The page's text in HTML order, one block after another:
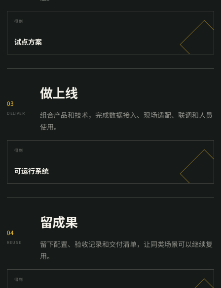
得到
试点方案
03
DELIVER
做上线
组合产品和技术，完成数据接入、现场适配、联调和人员
使用。
得到
可运行系统
04
REUSE
留成果
留下配置、验收记录和交付清单，让同类场景可以继续复
用。
得到